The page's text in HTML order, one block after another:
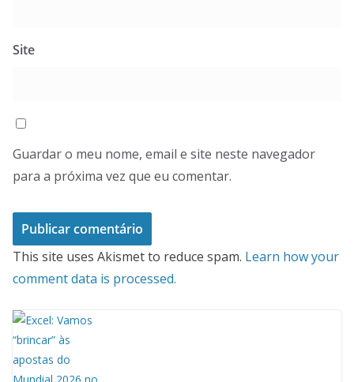
Site
Guardar o meu nome, email e site neste navegador
para a próxima vez que eu comentar.
This site uses Akismet to reduce spam. Learn how your
comment data is processed.